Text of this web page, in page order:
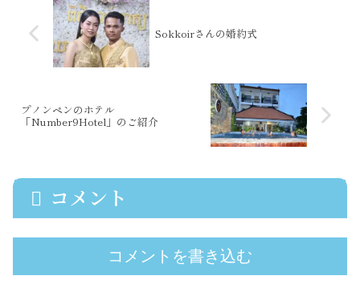
Sokkoirさんの婚約式
プノンペンのホテル
「Number9Hotel」のご紹介
コメント
コメントを書き込む